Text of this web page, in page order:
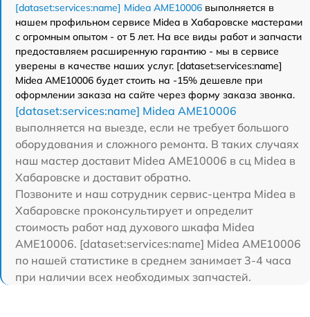
[dataset:services:name] Midea AME10006 выполняется в
нашем профильном сервисе Midea в Хабаровске мастерами
с огромным опытом - от 5 лет. На все виды работ и запчасти
предоставляем расширенную гарантию - мы в сервисе
уверены в качестве наших услуг. [dataset:services:name]
Midea AME10006 будет стоить на -15% дешевле при
оформлении заказа на сайте через форму заказа звонка.
[dataset:services:name] Midea AME10006
выполняется на выезде, если не требует большого
оборудования и сложного ремонта. В таких случаях
наш мастер доставит Midea AME10006 в сц Midea в
Хабаровске и доставит обратно.
Позвоните и наш сотрудник сервис-центра Midea в
Хабаровске проконсультирует и определит
стоимость работ над духового шкафа Midea
AME10006. [dataset:services:name] Midea AME10006
по нашей статистике в среднем занимает 3-4 часа
при наличии всех необходимых запчастей.